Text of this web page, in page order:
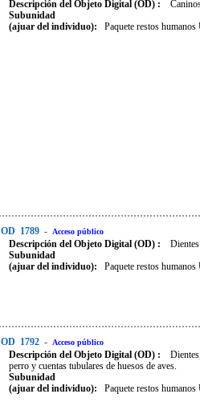
Descripción del Objeto Digital (OD) :
Subunidad
(ajuar del individuo):
Paquete restos
OD 1789 - Acceso público
Descripción del Objeto Digital (OD) :
Subunidad
(ajuar del individuo):
Paquete restos
OD 1792 - Acceso público
Descripción del Objeto Digital (OD) :
perro y cuentas tubulares de huesos de aves.
Subunidad
(ajuar del individuo):
Paquete restos